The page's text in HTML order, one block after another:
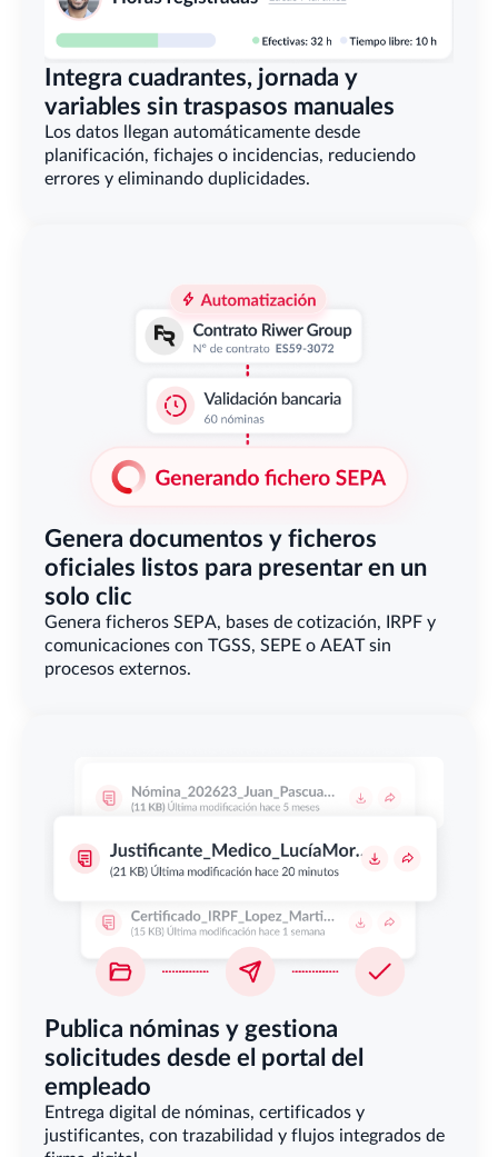
Integra cuadrantes, jornada y
variables sin traspasos manuales
Los datos llegan automáticamente desde
planificación, fichajes o incidencias, reduciendo
Genera documentos y ficheros
oficiales listos para presentar en un
solo clic
Genera ficheros SEPA, bases de cotización, IRPF y
comunicaciones con TGSS, SEPE o AEAT sin
procesos externos.
Publica nóminas y gestiona
solicitudes desde el portal del
empleado
Entrega digital de nóminas, certificados y
justificantes, con trazabilidad y flujos integrados de